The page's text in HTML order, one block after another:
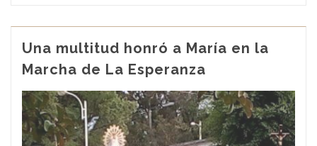
Una multitud honró a María en la
Marcha de La Esperanza